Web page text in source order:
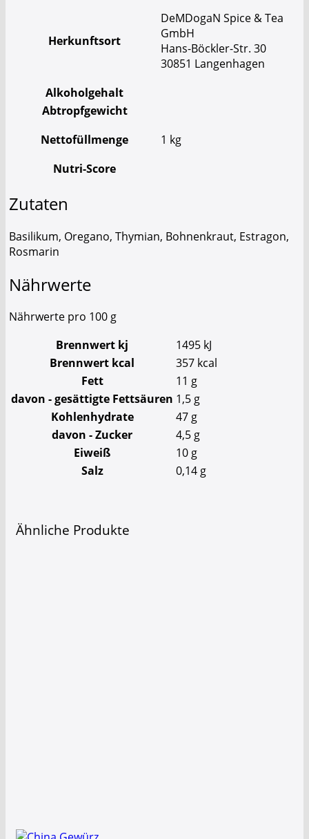
Herkunftsort
DeMDogaN Spice & Tea
GmbH
Hans-Böckler-Str. 30
30851 Langenhagen
Alkoholgehalt
Abtropfgewicht
Nettofüllmenge
1 kg
Nutri-Score
Zutaten
Basilikum, Oregano, Thymian, Bohnenkraut, Estragon,
Rosmarin
Nährwerte
Nährwerte pro 100 g
Brennwert kj
1495 kJ
Brennwert kcal
357 kcal
Fett
11 g
davon - gesättigte Fettsäuren 1,5g
Kohlenhydrate
47g
davon - Zucker 4,5g
Eiweiß
10g
Salz
0,14g
Ähnliche Produkte